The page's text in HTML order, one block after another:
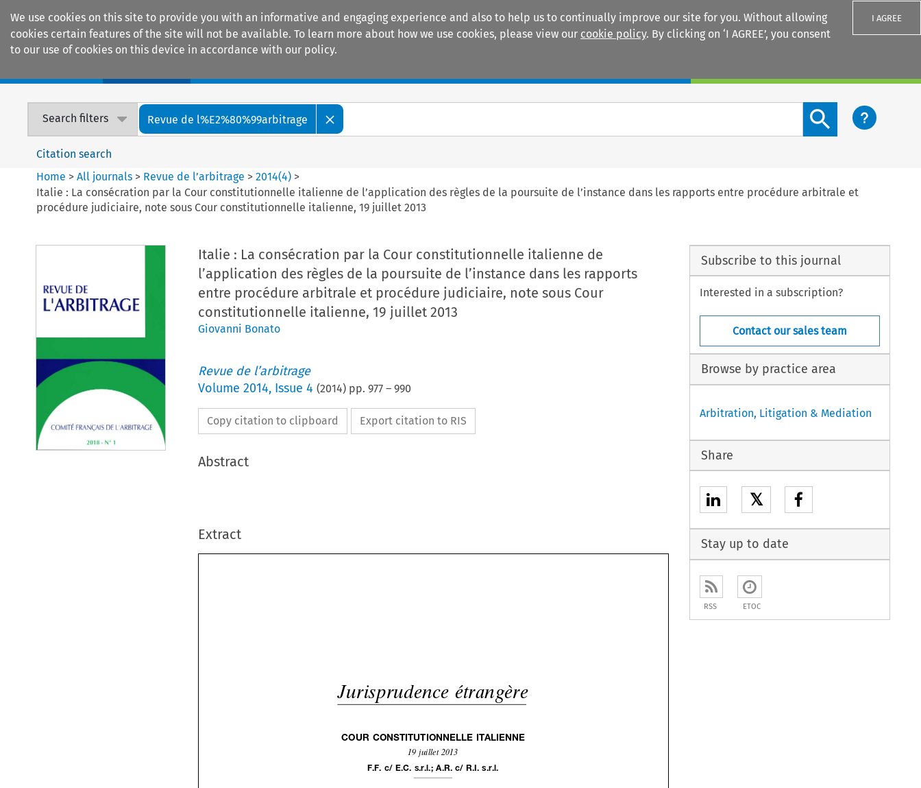
We use cookies on this site to provide you with an informative and engaging experience and also to help us to continually improve our site for you. Without allowing
cookies certain features of the site will not be available. To learn more about how we use cookies, please view our cookie policy. By clicking on ‘I AGREE’, you consent
to our use of cookies on this device in accordance with our policy.
I AGREE
Search filters Revue de l%E2%80%99arbitrage
Search content button
Citation search
Home >All journals > Revue de l’arbitrage >2014(4) >
Italie : La consécration par la Cour constitutionnelle italienne de l’application des règles de la poursuite de l’instance dans les rapports entre procédure arbitrale et
procédure judiciaire, note sous Cour constitutionnelle italienne, 19 juillet 2013
Italie : La consécration par la Cour constitutionnelle italienne de
l’application des règles de la poursuite de l’instance dans les rapports
entre procédure arbitrale et procédure judiciaire, note sous Cour
constitutionnelle italienne, 19 juillet 2013
Giovanni Bonato
Revue de l’arbitrage
Volume 2014, Issue 4 (2014) pp. 977– 990
Copy citation to clipboard Export citation to RIS
Abstract
Extract
 
  
  
       
Jurisprudence étrangère
Subscribe to this journal
Interested in a subscription?
Contact our sales team
Browse by practice area
Arbitration, Litigation & Mediation
Share
𝕏
Stay up to date
RSS ETOC